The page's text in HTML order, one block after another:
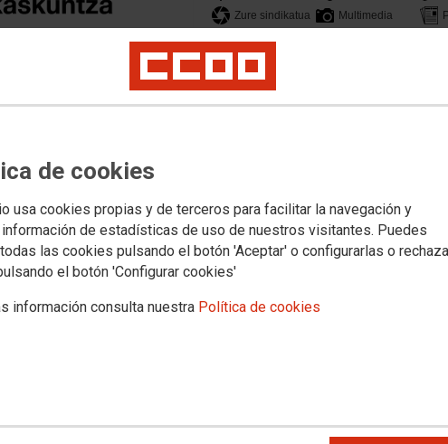
de cookies
usa cookies propias y de terceros para facilitar la navegación y
de estadísticas de uso de nuestros visitantes. Puedes
las cookies pulsando el botón 'Aceptar' o configurarlas o
el botón 'Configurar cookies'
información consulta nuestra Política de cookies
Zure sindikatua
Multimedia
quieren ser ingenieras?
lanzan la 2ª fase del proyecto Orienta
c/EscuelaSindicalCCOO/featured
celebrará la jornada virtual Orienta(2)das hacia la
de chicas y mujeres en los estudios, sectores y
los cambios producidos en el ámbito educativo y laboral y
romper con la segregación laboral por sexos.